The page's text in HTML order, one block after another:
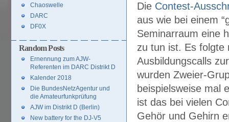
Die Contest-
aus wie bei einem
Seminarraum eine
zu tun ist. Es folgte
Ausbildungscalls
wurden Zweier-
beispielsweise mal
ist das bei vielen
Gehör und Gehirn
Chaoswelle
DARC
DF0X
Random Posts
Ernennung zum AJW-
Referenten im DARC Distrikt D
Kalender 2018
Die BundesNetzAgentur und
die Amateurfunkprüfung
AJW im Distrikt D (Berlin)
New battery for the DJ-V5